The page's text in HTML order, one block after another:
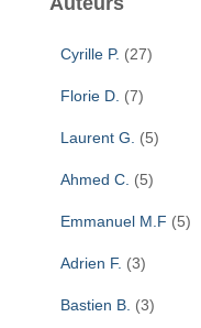
Cyrille P. (27)
Florie D. (7)
Laurent G. (5)
Ahmed C. (5)
Emmanuel M.F (5)
Adrien F. (3)
Bastien B. (3)